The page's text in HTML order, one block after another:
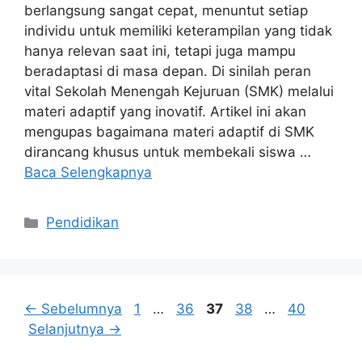
berlangsung sangat cepat, menuntut setiap
individu untuk memiliki keterampilan yang tidak
hanya relevan saat ini, tetapi juga mampu
beradaptasi di masa depan. Di sinilah peran
vital Sekolah Menengah Kejuruan (SMK) melalui
materi adaptif yang inovatif. Artikel ini akan
mengupas bagaimana materi adaptif di SMK
dirancang khusus untuk membekali siswa …
Baca Selengkapnya
Kategori
Pendidikan
← Sebelumnya Halaman
1 … Halaman
36 Halaman
37 Halaman
38 … Halaman
40
Selanjutnya →